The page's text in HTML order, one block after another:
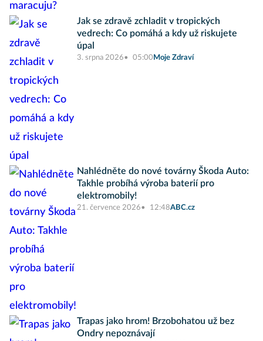
Jak se zdravě zchladit v tropických
vedrech: Co pomáhá a kdy už riskujete
úpal
3. srpna 2026 05:00 Moje Zdraví
Nahlédněte do nové továrny Škoda Auto:
Takhle probíhá výroba baterií pro
elektromobily!
21. července 2026 12:48ABC.cz
Trapas jako hrom! Brzobohatou už bez
Ondry nepoznávají